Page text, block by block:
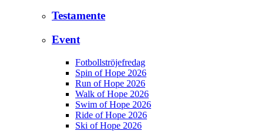
Testamente
Event
Fotbollströjefredag
Spin of Hope 2026
Run of Hope 2026
Walk of Hope 2026
Swim of Hope 2026
Ride of Hope 2026
Ski of Hope 2026